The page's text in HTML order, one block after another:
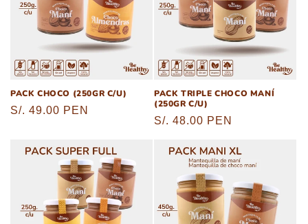
PACK CHOCO (250GR C/U)
Precio
S/. 49.00 PEN
PACK TRIPLE CHOCO MANÍ
(250GR C/U)
Precio
S/. 48.00 PEN